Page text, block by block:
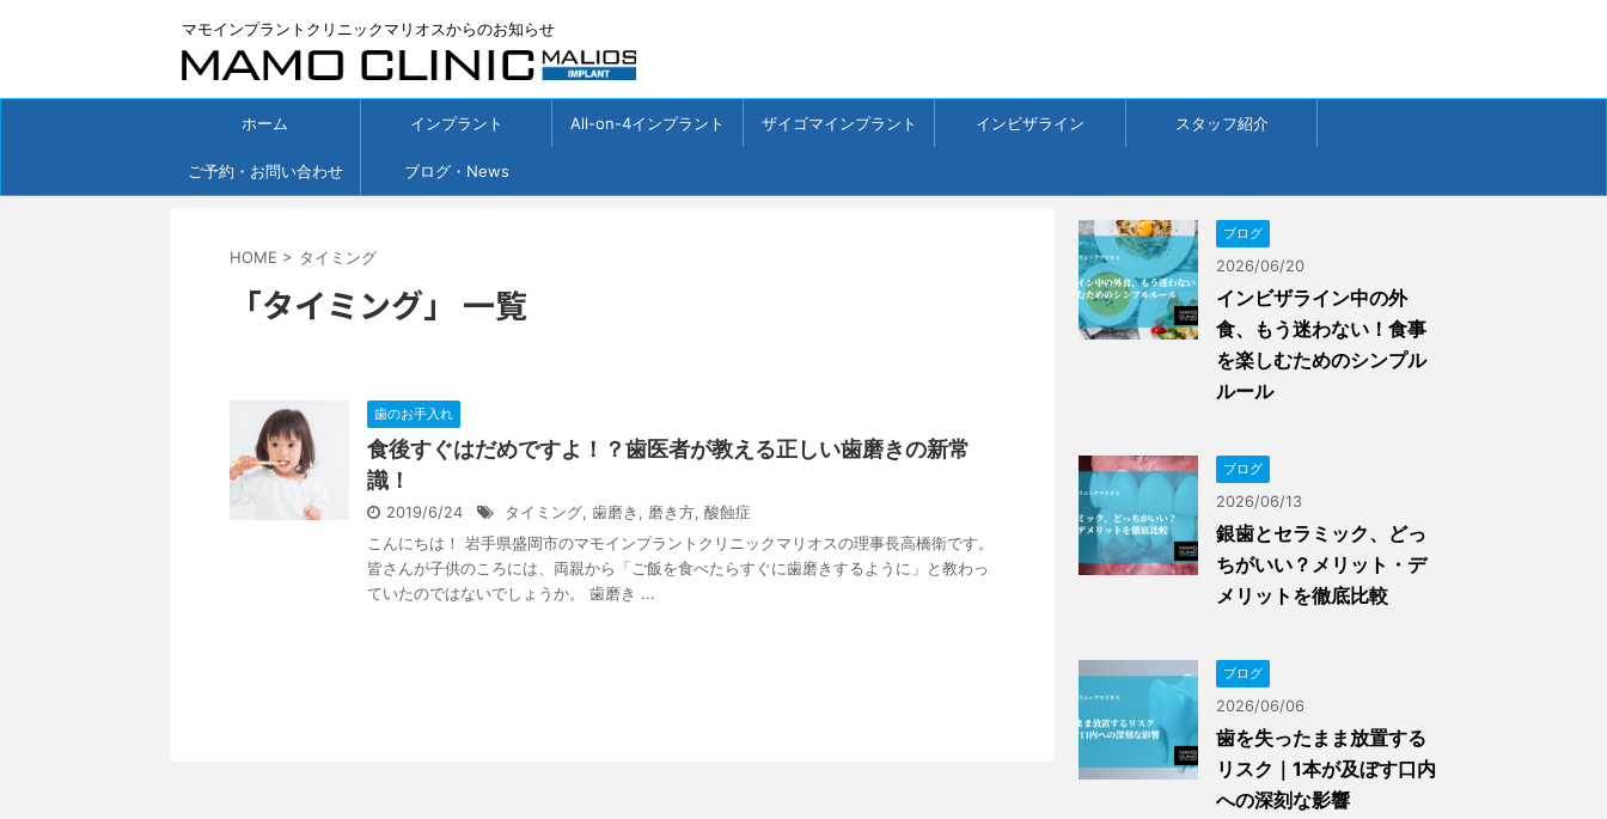
マモインプラントクリニックマリオスからのお知らせ
ホーム インプラント All-on-4インプラント ザイゴマインプラント インビザライン スタッフ紹介
ご予約・お問い合わせ ブログ・News
HOME > タイミング
「タイミング」 一覧
歯のお手入れ
食後すぐはだめですよ！？歯医者が教える正しい歯磨きの新常
識！
2019/6/24 タイミング, 歯磨き , 磨き方, 酸蝕症
こんにちは！ 岩手県盛岡市のマモインプラントクリニックマリオスの理事長高橋衛です。
皆さんが子供のころには、両親から「ご飯を食べたらすぐに歯磨きするように」と教わっ
ていたのではないでしょうか。 歯磨き ...
ブログ
2026/06/20
インビザライン中の外
食、もう迷わない！食事
を楽しむためのシンプル
ルール
ブログ
2026/06/13
銀歯とセラミック、どっ
ちがいい？メリット・デ
メリットを徹底比較
ブログ
2026/06/06
歯を失ったまま放置する
リスク｜1本が及ぼす口内
への深刻な影響